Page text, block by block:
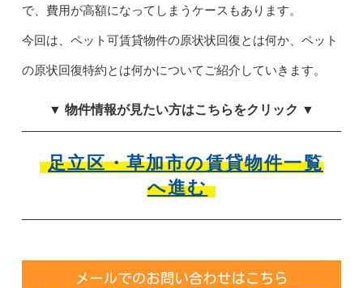
で、費用が高額になってしまうケースもあります。
今回は、ペット可賃貸物件の原状状回復とは何か、ペット
の原状回復特約とは何かについてご紹介していきます。
▼ 物件情報が見たい方はこちらをクリック ▼
足立区・草加市の賃貸物件一覧
へ進む